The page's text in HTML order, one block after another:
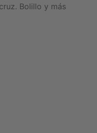
Bolillo y más